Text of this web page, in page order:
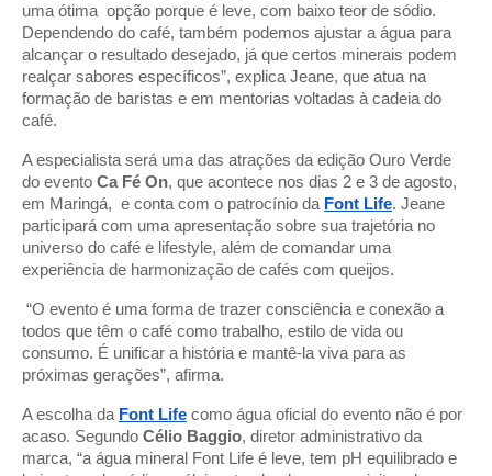
uma ótima opção porque é leve, com baixo teor de sódio.
Dependendo do café, também podemos ajustar a água para
alcançar o resultado desejado, já que certos minerais podem
realçar sabores específicos”, explica Jeane, que atua na
formação de baristas e em mentorias voltadas à cadeia do
café.
A especialista será uma das atrações da edição Ouro Verde
do evento Ca Fé On, que acontece nos dias 2 e 3 de agosto,
em Maringá, e conta com o patrocínio da Font Life. Jeane
participará com uma apresentação sobre sua trajetória no
universo do café e lifestyle, além de comandar uma
experiência de harmonização de cafés com queijos.
“O evento é uma forma de trazer consciência e conexão a
todos que têm o café como trabalho, estilo de vida ou
consumo. É unificar a história e mantê-la viva para as
próximas gerações”, afirma.
A escolha da Font Life como água oficial do evento não é por
acaso. Segundo Célio Baggio, diretor administrativo da
marca, “a água mineral Font Life é leve, tem pH equilibrado e